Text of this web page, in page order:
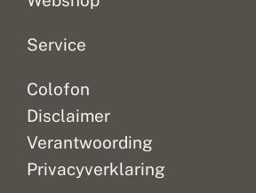
Service
Colofon
Disclaimer
Verantwoording
Privacyverklaring